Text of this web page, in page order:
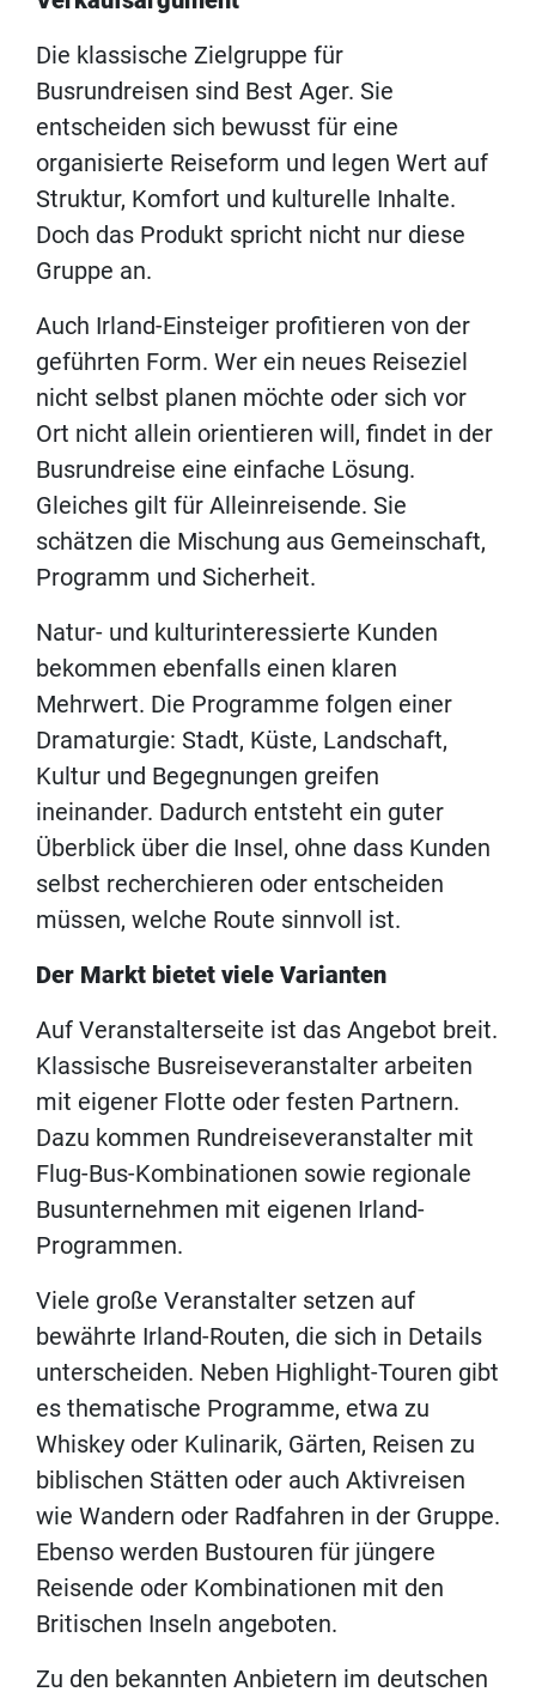
Die klassische Zielgruppe für
Busrundreisen sind Best Ager. Sie
entscheiden sich bewusst für eine
organisierte Reiseform und legen Wert auf
Struktur, Komfort und kulturelle Inhalte.
Doch das Produkt spricht nicht nur diese
Gruppe an.
Auch Irland-Einsteiger profitieren von der
geführten Form. Wer ein neues Reiseziel
nicht selbst planen möchte oder sich vor
Ort nicht allein orientieren will, findet in der
Busrundreise eine einfache Lösung.
Gleiches gilt für Alleinreisende. Sie
schätzen die Mischung aus Gemeinschaft,
Programm und Sicherheit.
Natur- und kulturinteressierte Kunden
bekommen ebenfalls einen klaren
Mehrwert. Die Programme folgen einer
Dramaturgie: Stadt, Küste, Landschaft,
Kultur und Begegnungen greifen
ineinander. Dadurch entsteht ein guter
Überblick über die Insel, ohne dass Kunden
selbst recherchieren oder entscheiden
müssen, welche Route sinnvoll ist.
Der Markt bietet viele Varianten
Auf Veranstalterseite ist das Angebot breit.
Klassische Busreiseveranstalter arbeiten
mit eigener Flotte oder festen Partnern.
Dazu kommen Rundreiseveranstalter mit
Flug-Bus-Kombinationen sowie regionale
Busunternehmen mit eigenen Irland-
Programmen.
Viele große Veranstalter setzen auf
bewährte Irland-Routen, die sich in Details
unterscheiden. Neben Highlight-Touren gibt
es thematische Programme, etwa zu
Whiskey oder Kulinarik, Gärten, Reisen zu
biblischen Stätten oder auch Aktivreisen
wie Wandern oder Radfahren in der Gruppe.
Ebenso werden Bustouren für jüngere
Reisende oder Kombinationen mit den
Britischen Inseln angeboten.
Zu den bekannten Anbietern im deutschen